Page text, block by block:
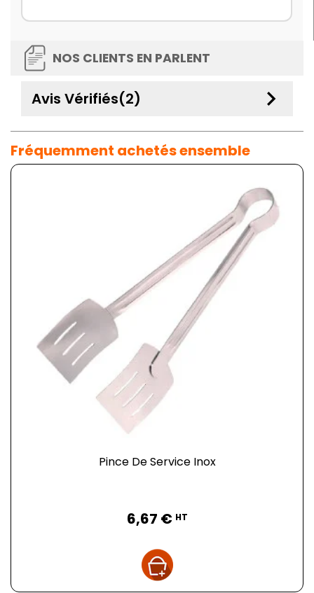
NOS CLIENTS EN PARLENT
Avis Vérifiés(2) keyboard_arrow_down
Fréquemment achetés ensemble
Pince De Service Inox
6,67 € HT